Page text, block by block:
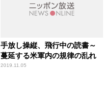
手放し操縦、飛行中の読書～
蔓延する米軍内の規律の乱れ
2019.11.05